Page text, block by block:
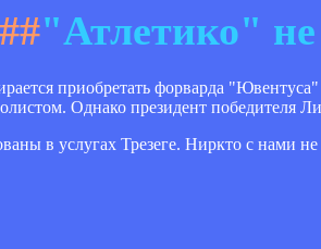
"Атлетико" не
приобретать форварда
Однако президент победителя
в услугах Трезеге. Ниркто с нами